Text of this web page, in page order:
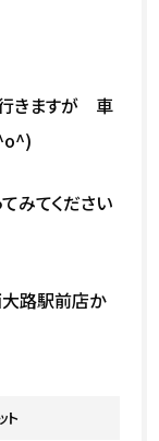
きますが 車
みてください
大路駅前店か
ト